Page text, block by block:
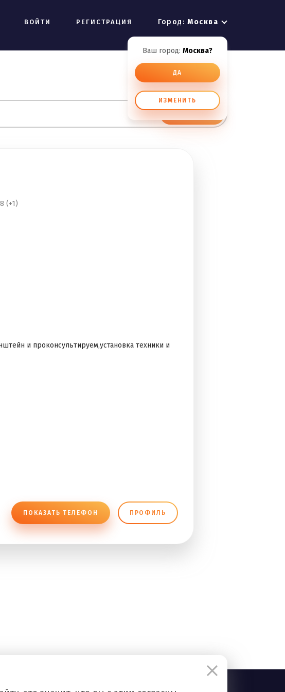
ВОЙТИ РЕГИСТРАЦИЯ Город:Москва
Ваш город: Москва?
ДА
ИЗМЕНИТЬ
(+1)
и проконсультируем,установка техники и
ПОКАЗАТЬ ТЕЛЕФОН ПРОФИЛЬ